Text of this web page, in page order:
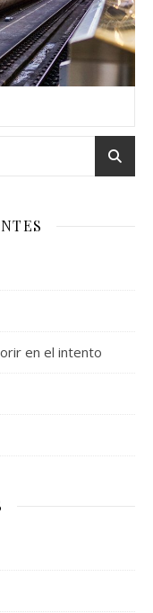
en el intento